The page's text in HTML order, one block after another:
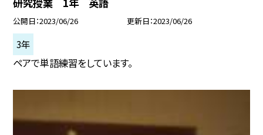
公開日 2023/06/26 更新日 2023/06/26
3年
ペアで単語練習をしています。